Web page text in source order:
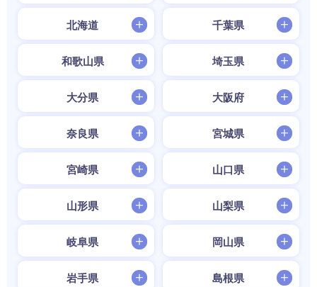
北海道 千葉県
和歌山県 埼玉県
大分県 大阪府
奈良県 宮城県
宮崎県 山口県
山形県 山梨県
岐阜県 岡山県
岩手県 島根県